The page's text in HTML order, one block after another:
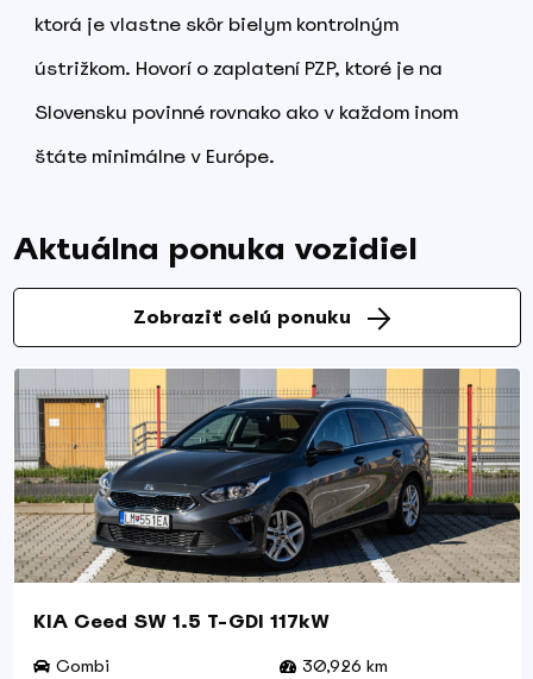
ktorá je vlastne skôr bielym kontrolným
ústrižkom. Hovorí o zaplatení PZP, ktoré je na
Slovensku povinné rovnako ako v každom inom
štáte minimálne v Európe.
Aktuálna ponuka vozidiel
Zobraziť celú ponuku
KIA Ceed SW 1.5 T-GDI 117kW
Combi 30,926 km